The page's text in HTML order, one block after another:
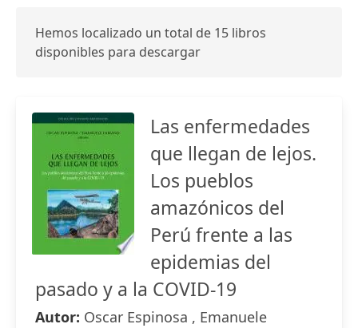
Hemos localizado un total de 15 libros
disponibles para descargar
Las enfermedades
que llegan de lejos.
Los pueblos
amazónicos del
Perú frente a las
epidemias del
pasado y a la COVID-19
Autor: Oscar Espinosa , Emanuele